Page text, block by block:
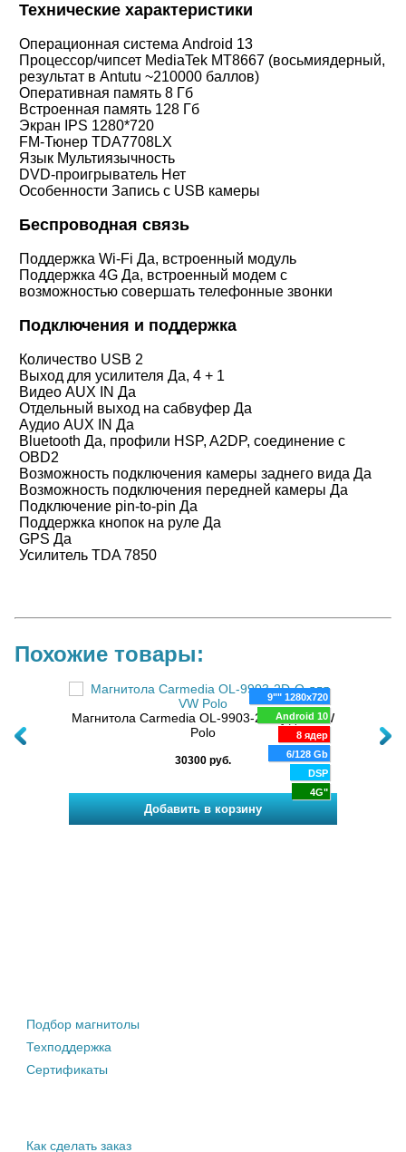
Технические характеристики
Операционная система Android 13
Процессор/чипсет MediaTek MT8667 (восьмиядерный,
результат в Antutu ~210000 баллов)
Оперативная память 8 Гб
Встроенная память 128 Гб
Экран IPS 1280*720
FM-Тюнер TDA7708LX
Язык Мультиязычность
DVD-проигрыватель Нет
Особенности Запись с USB камеры
Беспроводная связь
Поддержка Wi-Fi Да, встроенный модуль
Поддержка 4G Да, встроенный модем с
возможностью совершать телефонные звонки
Подключения и поддержка
Количество USB 2
Выход для усилителя Да, 4 + 1
Видео AUX IN Да
Отдельный выход на сабвуфер Да
Аудио AUX IN Да
Bluetooth Да, профили HSP, A2DP, соединение с
OBD2
Возможность подключения камеры заднего вида Да
Возможность подключения передней камеры Да
Подключение pin-to-pin Да
Поддержка кнопок на руле Да
GPS Да
Усилитель TDA 7850
Похожие товары:
TS20
9"" 1280x720
Android 10
8 ядер
6/128 Gb
DSP
4G"
Магнитола Carmedia OL-9903-2D-Q для VW
Polo
30300 руб.
Подбор магнитолы
Техподдержка
Сертификаты
Как сделать заказ